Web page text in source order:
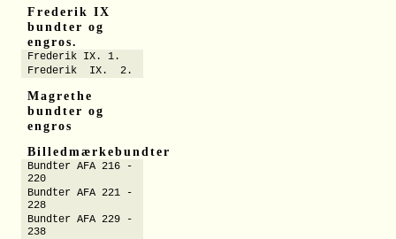
Frederik IX
bundter og
engros.
Frederik IX. 1.
Frederik IX. 2.
Magrethe
bundter og
engros
Billedmærkebundter
Bundter AFA 216 -
220
Bundter AFA 221 -
228
Bundter AFA 229 -
238